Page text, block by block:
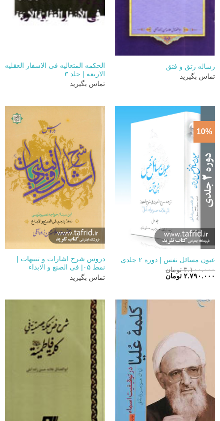
رساله رتق و فتق
تماس بگیرید
الحکمه المتعالیه فی الاسفار العقلیه
الاربعه | جلد ۳
تماس بگیرید
10%
عیون مسائل نفس | دوره ۲ جلدی
۳.۱۰۰.۰۰۰ تومان
قیمت
۲.۷۹۰.۰۰۰ تومانقیمت
دروس شرح اشارات و تنبیهات |
نمط ۰۵| فی الصنع و الابداء
تماس بگیرید